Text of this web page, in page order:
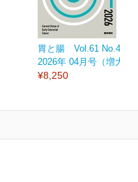
胃と腸 Vol.61 No.4
2026年 04月号（増大号）
¥8,250